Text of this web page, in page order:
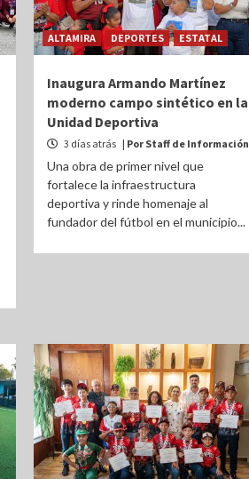
ALTAMIRA DEPORTES ESTATAL
Inaugura Armando Martínez
moderno campo sintético en la
Unidad Deportiva
3 días atrás | Por Staff de Información
Una obra de primer nivel que
fortalece la infraestructura
deportiva y rinde homenaje al
fundador del fútbol en el municipio...